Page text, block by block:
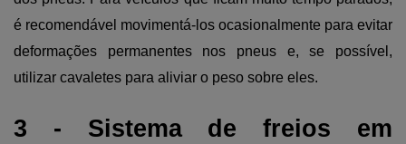
é recomendável movimentá-los ocasionalmente para evitar
deformações permanentes nos pneus e, se possível,
utilizar cavaletes para aliviar o peso sobre eles.
3 - Sistema de freios em